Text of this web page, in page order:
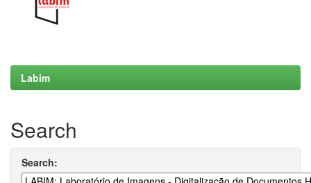
Labim
Search
Search: